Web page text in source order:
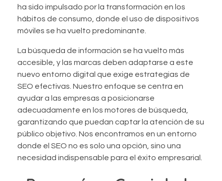
ha sido impulsado por la transformación en los
hábitos de consumo, donde el uso de dispositivos
móviles se ha vuelto predominante.
La búsqueda de información se ha vuelto más
accesible, y las marcas deben adaptarse a este
nuevo entorno digital que exige estrategias de
SEO efectivas. Nuestro enfoque se centra en
ayudar a las empresas a posicionarse
adecuadamente en los motores de búsqueda,
garantizando que puedan captar la atención de su
público objetivo. Nos encontramos en un entorno
donde el SEO no es solo una opción, sino una
necesidad indispensable para el éxito empresarial.